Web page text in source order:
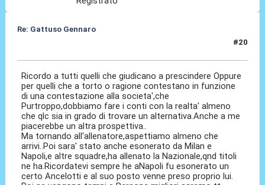
Re: Gattuso Gennaro
#20
Ricordo a tutti quelli che giudicano a prescindere Oppure
per quelli che a torto o ragione contestano in funzione
di una contestazione alla societa',che
Purtroppo,dobbiamo fare i conti con la realta' almeno
che qlc sia in grado di trovare un alternativa.Anche a me
piacerebbe un altra prospettiva..
Ma tornando all'allenatore,aspettiamo almeno che
arrivi..Poi sara' stato anche esonerato da Milan e
Napoli,e altre squadre,ha allenato la Nazionale,qnd titoli
ne ha.Ricordatevi sempre he aNapoli fu esonerato un
certo Ancelotti e al suo posto venne preso proprio lui.